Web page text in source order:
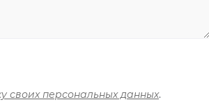
своих персональных данных.